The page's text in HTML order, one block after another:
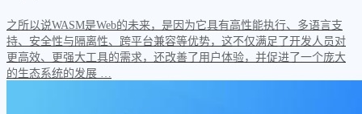
之所以说WASM是Web的未来，是因为它具有高性能执行、多语言支
持、安全性与隔离性、跨平台兼容等优势，这不仅满足了开发人员对
更高效、更强大工具的需求，还改善了用户体验，并促进了一个庞大
的生态系统的发展 …